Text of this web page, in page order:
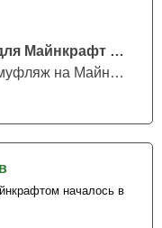
Мод на Камуфляж для Майнкрафт ПЕ
Скачайте Мод на Камуфляж на Майнкрафт...
началось в